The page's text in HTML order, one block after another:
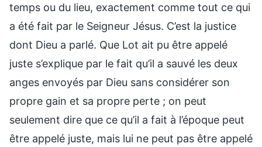
temps ou du lieu, exactement comme tout ce qui
a été fait par le Seigneur Jésus. C’est la justice
dont Dieu a parlé. Que Lot ait pu être appelé
juste s’explique par le fait qu’il a sauvé les deux
anges envoyés par Dieu sans considérer son
propre gain et sa propre perte ; on peut
seulement dire que ce qu’il a fait à l’époque peut
être appelé juste, mais lui ne peut pas être appelé